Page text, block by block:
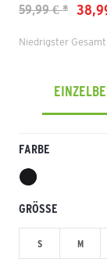
59,99 € *
Niedrigster
FARBE
GRÖSSE
S M